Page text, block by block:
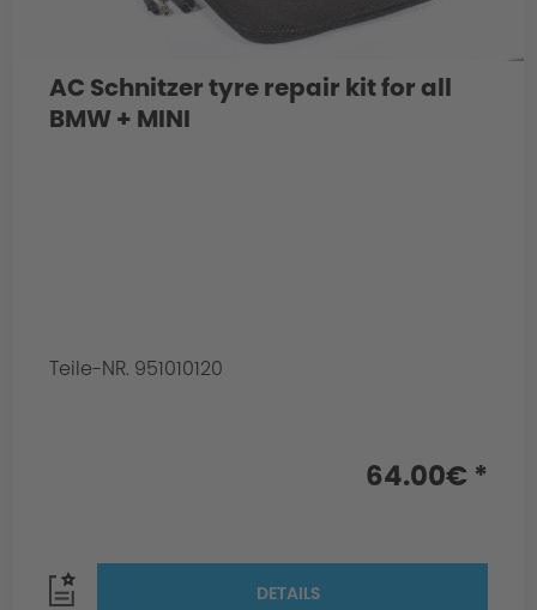
AC Schnitzer tyre repair kit for all
BMW + MINI
Teile-NR. 951010120
64.00€ *
DETAILS